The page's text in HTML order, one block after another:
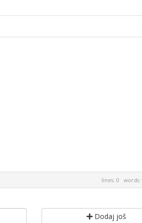
lines: 0 words:
Dodaj još